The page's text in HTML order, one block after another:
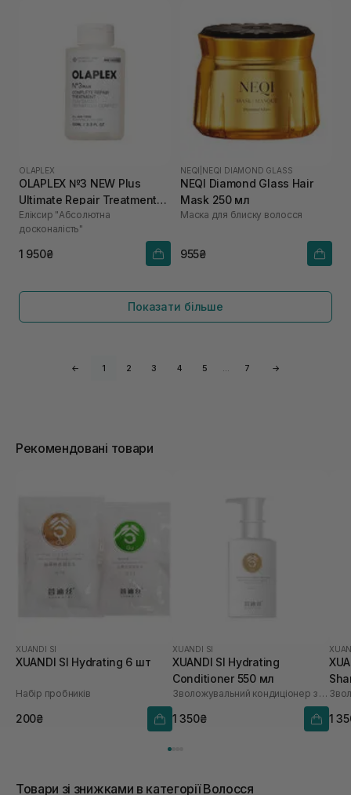
OLAPLEX
OLAPLEX №3 NEW Plus
Ultimate Repair Treatment
100 мл
Еліксир "Абсолютна
досконалість"
1 950₴
NEQI NEQI DIAMOND GLASS
NEQI Diamond Glass Hair
Mask 250 мл
Маска для блиску волосся
955₴
Показати більше
← 1 2 3 4 5 … 7 →
Рекомендовані товари
XUANDI SI
XUANDI SI Hydrating 6 шт
Набір пробників
200₴
XUANDI SI
XUANDI SI Hydrating
Conditioner 550 мл
Зволожувальний кондиціонер з екстрактом зерна
1 350₴ 1
Товари зі знижками в категорії Волосся